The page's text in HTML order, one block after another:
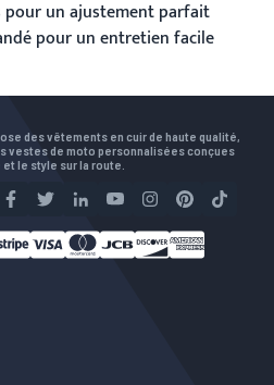
pour un ajustement parfait
pour un entretien facile
des vêtements en cuir de haute qualité,
vestes de moto personnalisées conçues
le style sur la route.